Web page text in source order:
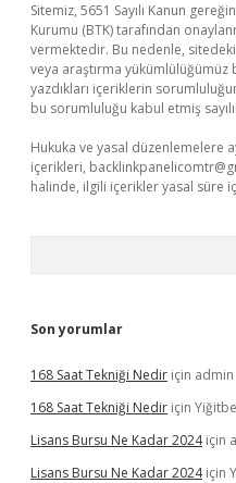
Sitemiz, 5651 Sayılı Kanun
Kurumu (BTK) tarafından
vermektedir. Bu nedenle,
veya araştırma
yazdıkları içeriklerin
bu sorumluluğu kabul etmiş
Hukuka ve yasal düzenlemelere
içerikleri,
halinde, ilgili içerikler yasal süre
Son yorumlar
168 Saat Tekniği Nedir için admin
168 Saat Tekniği Nedir için
Lisans Bursu Ne Kadar 2024için
Lisans Bursu Ne Kadar 2024için